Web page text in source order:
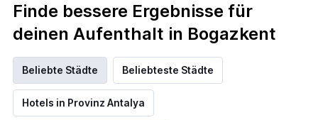
Finde bessere Ergebnisse für
deinen Aufenthalt in Bogazkent
Beliebte Städte Beliebteste Städte
Hotels in Provinz Antalya